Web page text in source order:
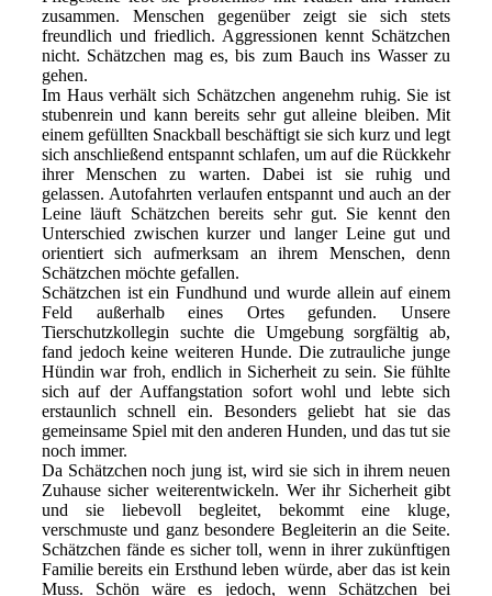
zusammen. Menschen gegenüber zeigt sie sich stets
freundlich und friedlich. Aggressionen kennt Schätzchen
nicht. Schätzchen mag es, bis zum Bauch ins Wasser zu
gehen.
Im Haus verhält sich Schätzchen angenehm ruhig. Sie ist
stubenrein und kann bereits sehr gut alleine bleiben. Mit
einem gefüllten Snackball beschäftigt sie sich kurz und legt
sich anschließend entspannt schlafen, um auf die Rückkehr
ihrer Menschen zu warten. Dabei ist sie ruhig und
gelassen. Autofahrten verlaufen entspannt und auch an der
Leine läuft Schätzchen bereits sehr gut. Sie kennt den
Unterschied zwischen kurzer und langer Leine gut und
orientiert sich aufmerksam an ihrem Menschen, denn
Schätzchen möchte gefallen.
Schätzchen ist ein Fundhund und wurde allein auf einem
Feld außerhalb eines Ortes gefunden. Unsere
Tierschutzkollegin suchte die Umgebung sorgfältig ab,
fand jedoch keine weiteren Hunde. Die zutrauliche junge
Hündin war froh, endlich in Sicherheit zu sein. Sie fühlte
sich auf der Auffangstation sofort wohl und lebte sich
erstaunlich schnell ein. Besonders geliebt hat sie das
gemeinsame Spiel mit den anderen Hunden, und das tut sie
noch immer.
Da Schätzchen noch jung ist, wird sie sich in ihrem neuen
Zuhause sicher weiterentwickeln. Wer ihr Sicherheit gibt
und sie liebevoll begleitet, bekommt eine kluge,
verschmuste und ganz besondere Begleiterin an die Seite.
Schätzchen fände es sicher toll, wenn in ihrer zukünftigen
Familie bereits ein Ersthund leben würde, aber das ist kein
Muss. Schön wäre es jedoch, wenn Schätzchen bei